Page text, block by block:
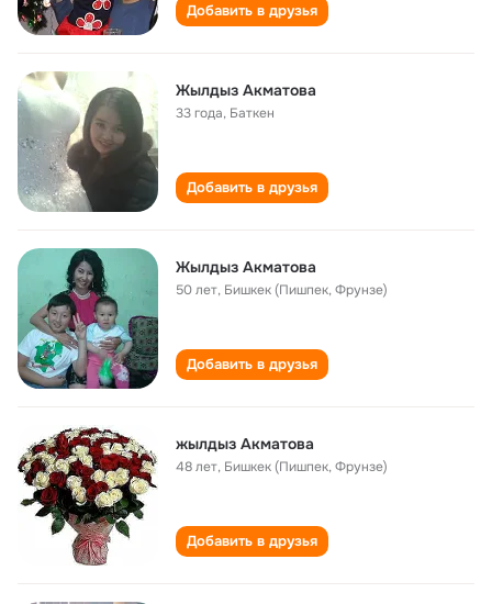
Добавить в друзья
Жылдыз Акматова
33 года, Баткен
Добавить в друзья
Жылдыз Акматова
50 лет, Бишкек (Пишпек, Фрунзе)
Добавить в друзья
жылдыз Акматова
48 лет, Бишкек (Пишпек, Фрунзе)
Добавить в друзья